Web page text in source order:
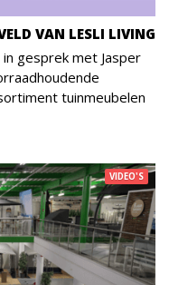
VAN LESLI LIVING
gesprek met Jasper
tuinmeubelen
VIDEO'S